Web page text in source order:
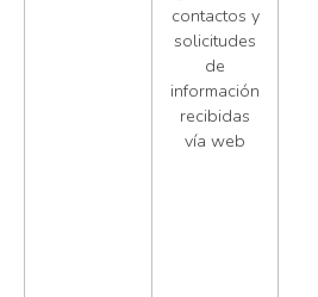
contactos y
solicitudes
de
información
recibidas
vía web